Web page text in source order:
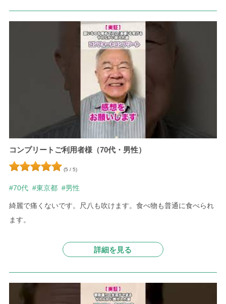
コンプリートご利用者様（70代・男性）
(5 / 5)
#70代 #東京都 #男性
綺麗で痛くないです。尺八も吹けます。食べ物も普通に食べられ
ます。
詳細を見る